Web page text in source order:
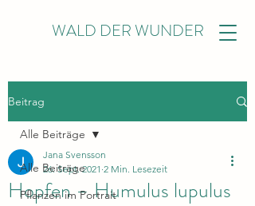
WALD DER WUNDER
Beitrag
Alle Beiträge
Pflanzen im Portrait
Alle Beiträge
Hopfen – Humulus lupulus
Jana Svensson
26. Sept. 2021 2 Min. Lesezeit